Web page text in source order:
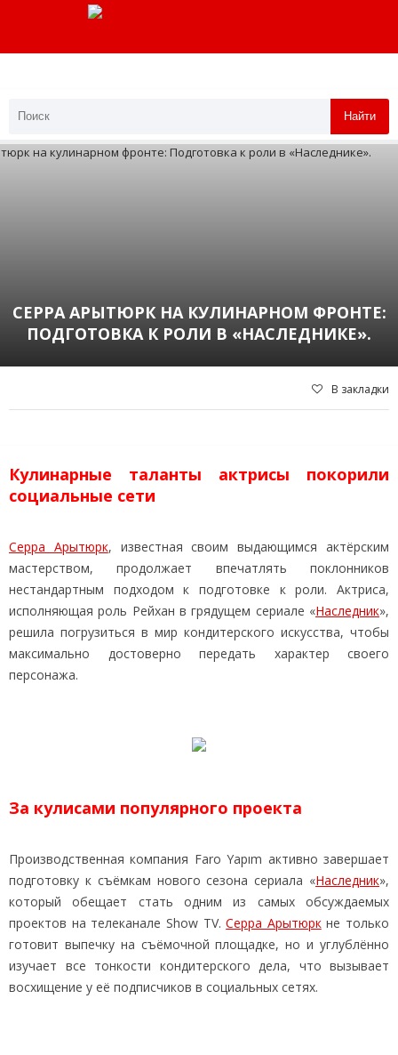
Найти
СЕРРА АРЫТЮРК НА КУЛИНАРНОМ ФРОНТЕ:
ПОДГОТОВКА К РОЛИ В «НАСЛЕДНИКЕ».
В закладки
Кулинарные таланты актрисы покорили
социальные сети
Серра Арытюрк, известная своим выдающимся актёрским
мастерством, продолжает впечатлять поклонников
нестандартным подходом к подготовке к роли. Актриса,
исполняющая роль Рейхан в грядущем сериале «Наследник»,
решила погрузиться в мир кондитерского искусства, чтобы
максимально достоверно передать характер своего
персонажа.
За кулисами популярного проекта
Производственная компания Faro Yapım активно завершает
подготовку к съёмкам нового сезона сериала «Наследник»,
который обещает стать одним из самых обсуждаемых
проектов на телеканале Show TV.Серра Арытюркне только
готовит выпечку на съёмочной площадке, но и углублённо
изучает все тонкости кондитерского дела, что вызывает
восхищение у её подписчиков в социальных сетях.